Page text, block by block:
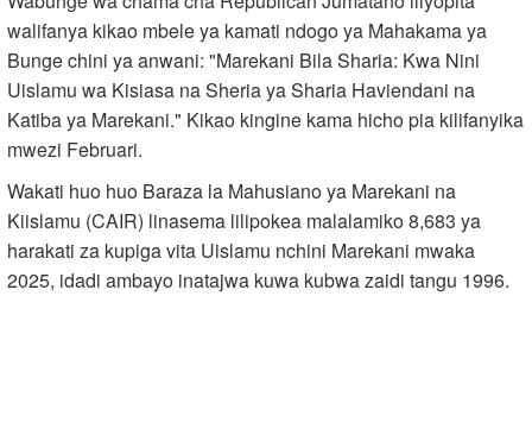
walifanya kikao mbele ya kamati ndogo ya Mahakama ya
Bunge chini ya anwani: "Marekani Bila Sharia: Kwa Nini
Uislamu wa Kisiasa na Sheria ya Sharia Haviendani na
Katiba ya Marekani." Kikao kingine kama hicho pia kilifanyika
mwezi Februari.
Wakati huo huo Baraza la Mahusiano ya Marekani na
Kiislamu (CAIR) linasema lilipokea malalamiko 8,683 ya
harakati za kupiga vita Uislamu nchini Marekani mwaka
2025, idadi ambayo inatajwa kuwa kubwa zaidi tangu 1996.